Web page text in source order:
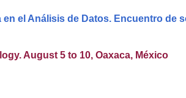
el Análisis de Datos. Encuentro de
August 5 to 10, Oaxaca, México